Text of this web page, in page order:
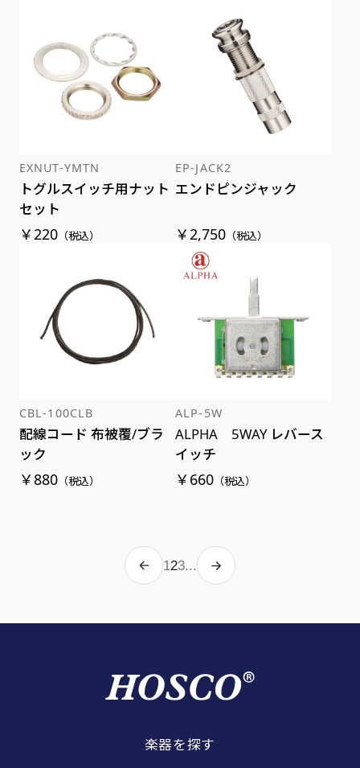
EXNUT-YMTN
トグルスイッチ用ナット
セット
￥220（税込）
EP-JACK2
エンドピンジャック
￥2,750 （税込）
CBL-100CLB
配線コード 布被覆/ブラ
ック
￥880（税込）
ALP-5W
ALPHA 5WAY レバース
イッチ
￥660 （税込）
123...
楽器を探す